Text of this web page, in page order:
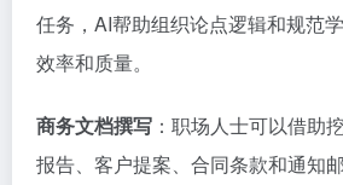
任务，AI帮助组织论点逻辑和规范
效率和质量。
商务文档撰写 ：职场人士可以借助
报告、客户提案、合同条款和通知